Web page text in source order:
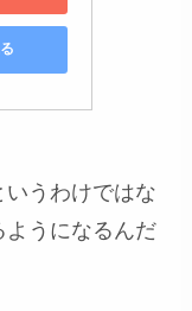
うわけではな
ようになるんだ